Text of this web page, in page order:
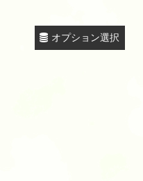
オプション選択